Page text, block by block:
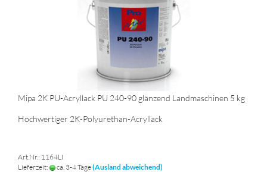
Mipa 2K PU-Acryllack PU 240-90 glänzend Landmaschinen 5 kg
Hochwertiger 2K-Polyurethan-Acryllack
Art.Nr.: 1164LI
Lieferzeit:
ca. 3-4 Tage(Ausland abweichend)